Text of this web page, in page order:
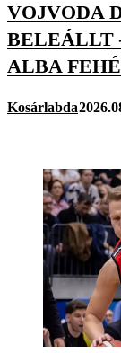
VOJVODA
BELEÁLLT
ALBA
Kosárlabda